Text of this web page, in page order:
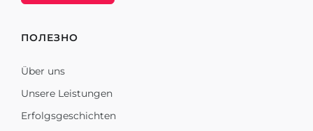
ПОЛЕЗНО
Über uns
Unsere Leistungen
Erfolgsgeschichten